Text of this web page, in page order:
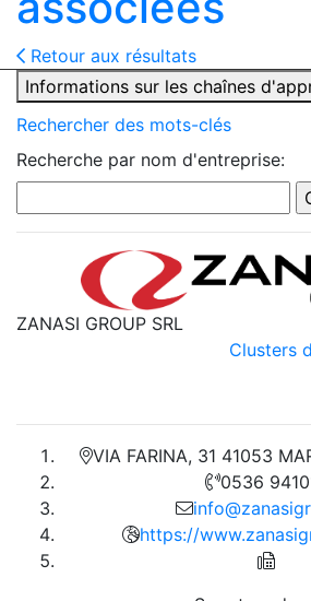
Retour aux résultats
Informations sur les chaînes
Rechercher des mots-clés
Recherche par nom d'entreprise:
ZANASI GROUP SRL
Clusters
VIA FARINA, 31 41053
0536
https://